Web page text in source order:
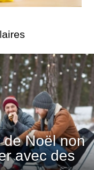
Noël non
avec des